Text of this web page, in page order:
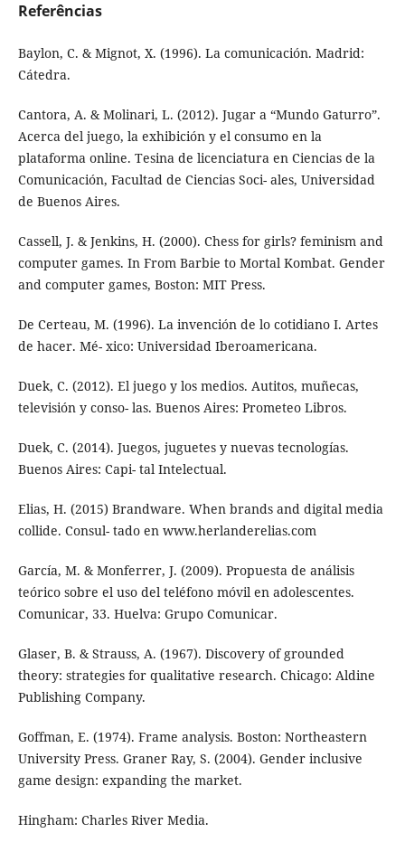
Referências
Baylon, C. & Mignot, X. (1996). La comunicación. Madrid:
Cátedra.
Cantora, A. & Molinari, L. (2012). Jugar a “Mundo Gaturro”.
Acerca del juego, la exhibición y el consumo en la
plataforma online. Tesina de licenciatura en Ciencias de la
Comunicación, Facultad de Ciencias Soci- ales, Universidad
de Buenos Aires.
Cassell, J. & Jenkins, H. (2000). Chess for girls? feminism and
computer games. In From Barbie to Mortal Kombat. Gender
and computer games, Boston: MIT Press.
De Certeau, M. (1996). La invención de lo cotidiano I. Artes
de hacer. Mé- xico: Universidad Iberoamericana.
Duek, C. (2012). El juego y los medios. Autitos, muñecas,
televisión y conso- las. Buenos Aires: Prometeo Libros.
Duek, C. (2014). Juegos, juguetes y nuevas tecnologías.
Buenos Aires: Capi- tal Intelectual.
Elias, H. (2015) Brandware. When brands and digital media
collide. Consul- tado en www.herlanderelias.com
García, M. & Monferrer, J. (2009). Propuesta de análisis
teórico sobre el uso del teléfono móvil en adolescentes.
Comunicar, 33. Huelva: Grupo Comunicar.
Glaser, B. & Strauss, A. (1967). Discovery of grounded
theory: strategies for qualitative research. Chicago: Aldine
Publishing Company.
Goffman, E. (1974). Frame analysis. Boston: Northeastern
University Press. Graner Ray, S. (2004). Gender inclusive
game design: expanding the market.
Hingham: Charles River Media.